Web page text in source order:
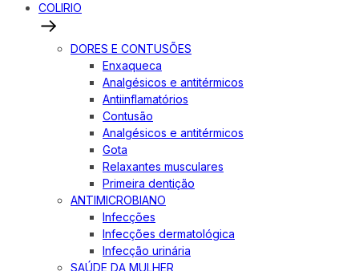
COLIRIO
DORES E CONTUSÕES
Enxaqueca
Analgésicos e antitérmicos
Antiinflamatórios
Contusão
Analgésicos e antitérmicos
Gota
Relaxantes musculares
Primeira dentição
ANTIMICROBIANO
Infecções
Infecções dermatológica
Infecção urinária
SAÚDE DA MULHER